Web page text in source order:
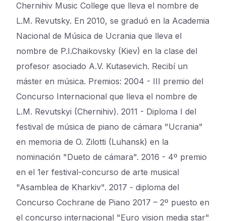
Chernihiv Music College que lleva el nombre de
L.M. Revutsky. En 2010, se graduó en la Academia
Nacional de Música de Ucrania que lleva el
nombre de P.I.Chaikovsky (Kiev) en la clase del
profesor asociado A.V. Kutasevich. Recibí un
máster en música. Premios: 2004 - III premio del
Concurso Internacional que lleva el nombre de
L.M. Revutskyi (Chernihiv). 2011 - Diploma I del
festival de música de piano de cámara "Ucrania"
en memoria de O. Zilotti (Luhansk) en la
nominación "Dueto de cámara". 2016 - 4º premio
en el 1er festival-concurso de arte musical
"Asamblea de Kharkiv". 2017 - diploma del
Concurso Cochrane de Piano 2017 – 2º puesto en
el concurso internacional "Euro vision media star"